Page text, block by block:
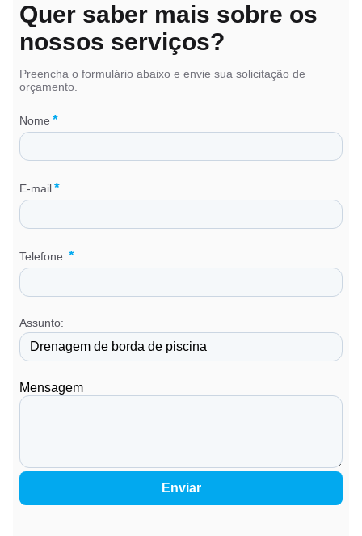
Quer saber mais sobre os
nossos serviços?
Preencha o formulário abaixo e envie sua solicitação de
orçamento.
Nome *
E-mail*
Telefone: *
Assunto:
Mensagem
Enviar